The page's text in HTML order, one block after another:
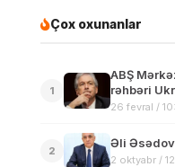
Çox oxunanlar
1
ABŞ
rəhbəri
26 fevral /
2
Əli Əsədov
2 oktyabr /